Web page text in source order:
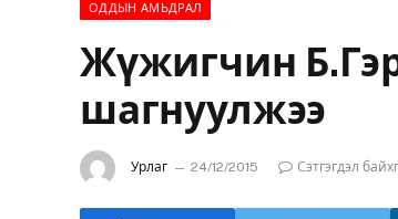
ОДДЫН АМЬДРАЛ
Жүжигчин
шагнуулжээ
Урлаг 24/12/2015 Сэтгэгдэл